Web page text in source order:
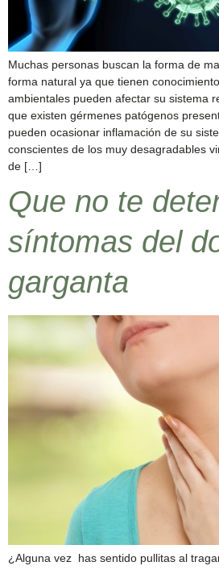
Muchas personas buscan la forma de
forma natural ya que tienen
ambientales pueden afectar su sistema
que existen gérmenes patógenos
pueden ocasionar inflamación de su
conscientes de los muy desagradables
de […]
Que no te
síntomas del
garganta
¿Alguna vez has sentido pullitas al